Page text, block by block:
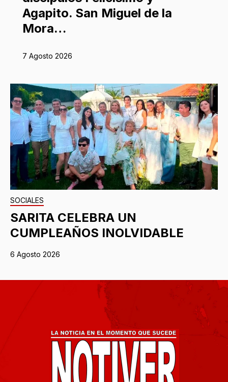
Agapito. San Miguel de la
Mora…
7 Agosto 2026
SOCIALES
SARITA CELEBRA UN
CUMPLEAÑOS INOLVIDABLE
6 Agosto 2026